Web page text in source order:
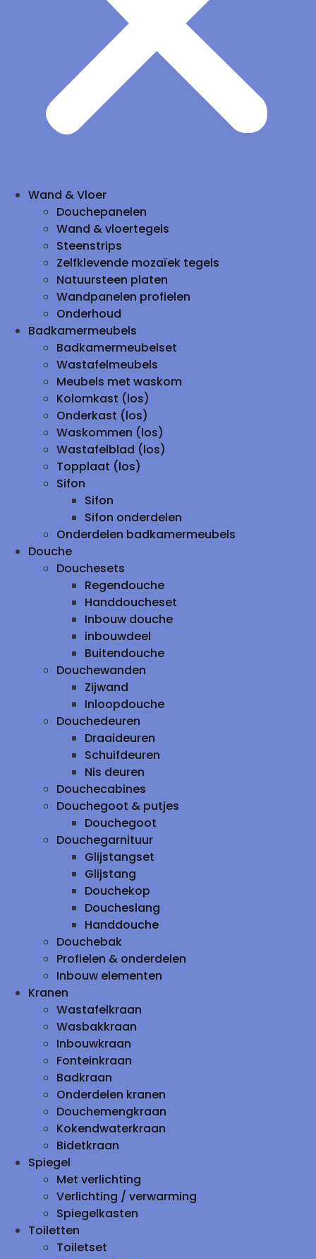
Wand & Vloer
Douchepanelen
Wand & vloertegels
Steenstrips
Zelfklevende mozaïek tegels
Natuursteen platen
Wandpanelen profielen
Onderhoud
Badkamermeubels
Badkamermeubelset
Wastafelmeubels
Meubels met waskom
Kolomkast (los)
Onderkast (los)
Waskommen (los)
Wastafelblad (los)
Topplaat (los)
Sifon
Sifon
Sifon onderdelen
Onderdelen badkamermeubels
Douche
Douchesets
Regendouche
Handdoucheset
Inbouw douche
inbouwdeel
Buitendouche
Douchewanden
Zijwand
Inloopdouche
Douchedeuren
Draaideuren
Schuifdeuren
Nis deuren
Douchecabines
Douchegoot & putjes
Douchegoot
Douchegarnituur
Glijstangset
Glijstang
Douchekop
Doucheslang
Handdouche
Douchebak
Profielen & onderdelen
Inbouw elementen
Kranen
Wastafelkraan
Wasbakkraan
Inbouwkraan
Fonteinkraan
Badkraan
Onderdelen kranen
Douchemengkraan
Kokendwaterkraan
Bidetkraan
Spiegel
Met verlichting
Verlichting / verwarming
Spiegelkasten
Toiletten
Toiletset